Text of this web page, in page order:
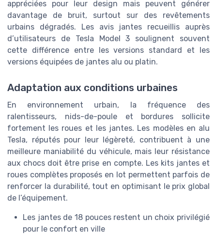
appréciées pour leur design mais peuvent générer
davantage de bruit, surtout sur des revêtements
urbains dégradés. Les avis jantes recueillis auprès
d’utilisateurs de Tesla Model 3 soulignent souvent
cette différence entre les versions standard et les
versions équipées de jantes alu ou platin.
Adaptation aux conditions urbaines
En environnement urbain, la fréquence des
ralentisseurs, nids-de-poule et bordures sollicite
fortement les roues et les jantes. Les modèles en alu
Tesla, réputés pour leur légèreté, contribuent à une
meilleure maniabilité du véhicule, mais leur résistance
aux chocs doit être prise en compte. Les kits jantes et
roues complètes proposés en lot permettent parfois de
renforcer la durabilité, tout en optimisant le prix global
de l’équipement.
Les jantes de 18 pouces restent un choix privilégié
pour le confort en ville